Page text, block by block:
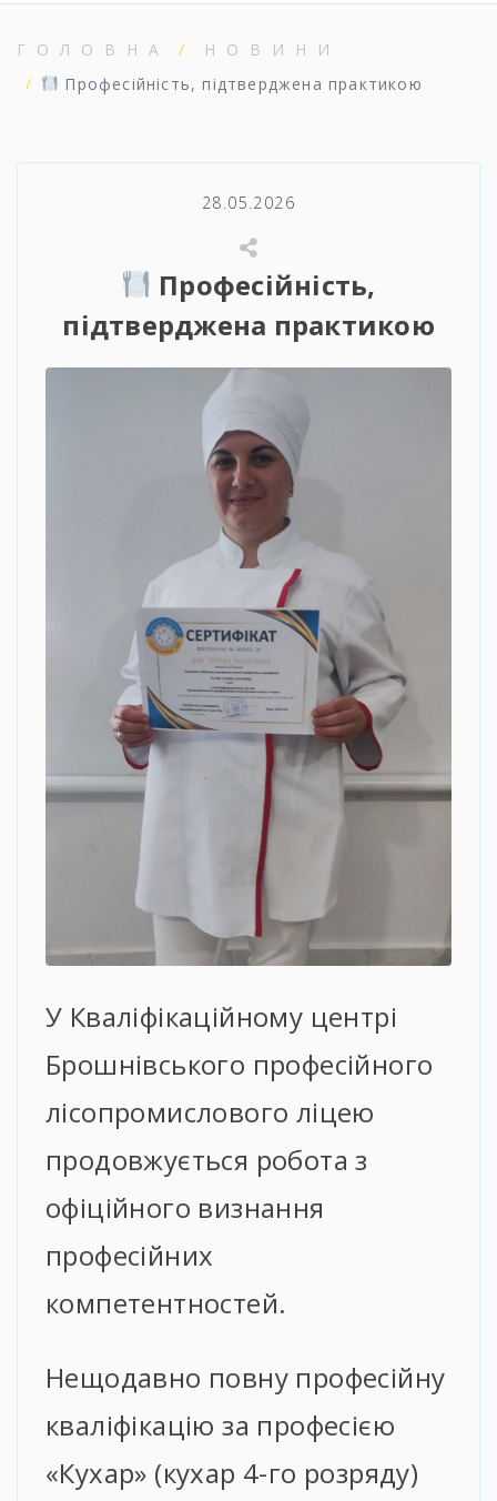
ГОЛОВНА
НОВИНИ
Професійність, підтверджена практикою
28.05.2026
Професійність,
підтверджена практикою
У Кваліфікаційному центрі
Брошнівського професійного
лісопромислового ліцею
продовжується робота з
офіційного визнання
професійних
компетентностей.
Нещодавно повну професійну
кваліфікацію за професією
«Кухар» (кухар 4-го розряду)